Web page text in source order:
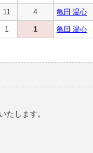
11 4 亀田 温心
1 1 亀田 温心
たします。